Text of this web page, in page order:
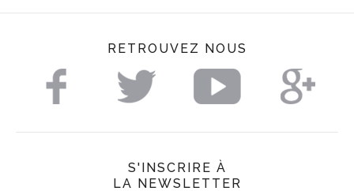
RETROUVEZ NOUS
S'INSCRIRE À
LA NEWSLETTER